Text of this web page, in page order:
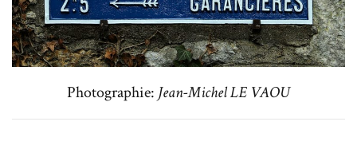
Photographie: Jean-Michel LE VAOU